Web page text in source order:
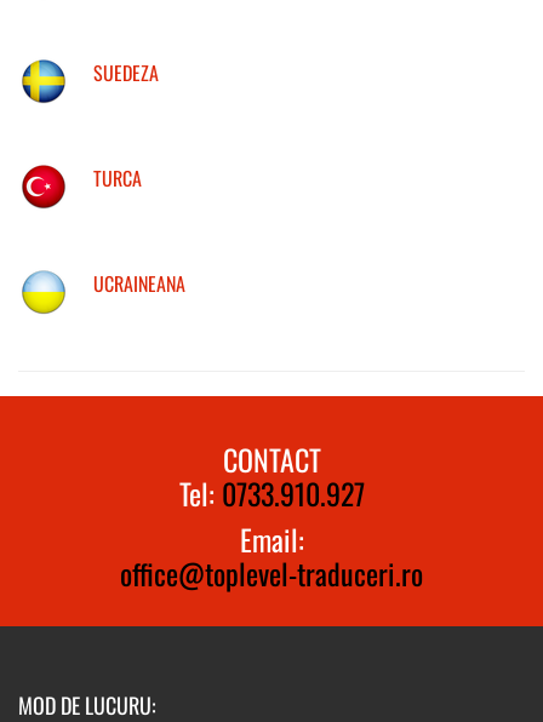
SUEDEZA
TURCA
UCRAINEANA
CONTACT
Tel: 0733.910.927
Email:
office@toplevel-traduceri.ro
MOD DE LUCURU: